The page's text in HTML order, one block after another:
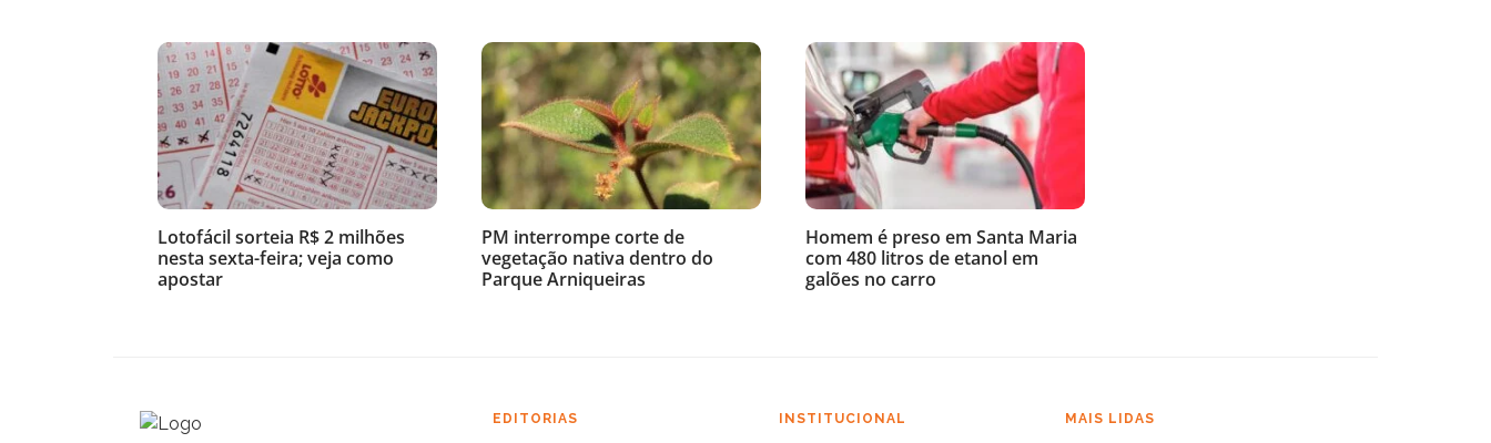
Lotofácil sorteia R$ 2 milhões
nesta sexta-feira; veja como
apostar
PM interrompe corte de
vegetação nativa dentro do
Parque Arniqueiras
Homem é preso em Santa Maria
com 480 litros de etanol em
galões no carro
EDITORIAS INSTITUCIONAL MAIS LIDAS